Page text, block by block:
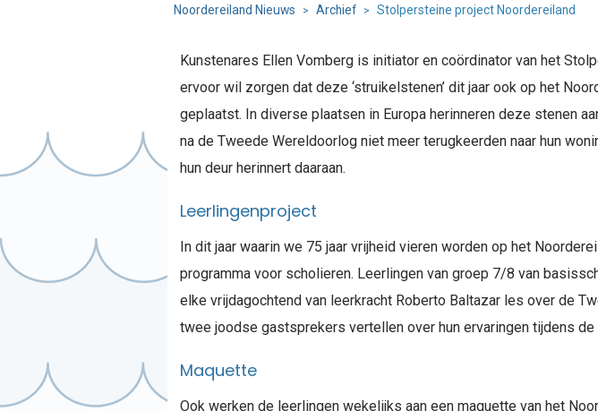
Noordereiland Nieuws > Archief > Stolpersteine project Noordereiland
Kunstenares Ellen Vomberg is initiator en coördinator van het
ervoor wil zorgen dat deze ‘struikelstenen’ dit jaar ook op het
geplaatst. In diverse plaatsen in Europa herinneren deze stenen
na de Tweede Wereldoorlog niet meer terugkeerden naar hun
hun deur herinnert daaraan.
Leerlingenproject
In dit jaar waarin we 75 jaar vrijheid vieren worden op het
programma voor scholieren. Leerlingen van groep 7/8 van
elke vrijdagochtend van leerkracht Roberto Baltazar les over de
twee joodse gastsprekers vertellen over hun ervaringen tijdens de
Maquette
Ook werken de leerlingen wekelijks aan een maquette van het